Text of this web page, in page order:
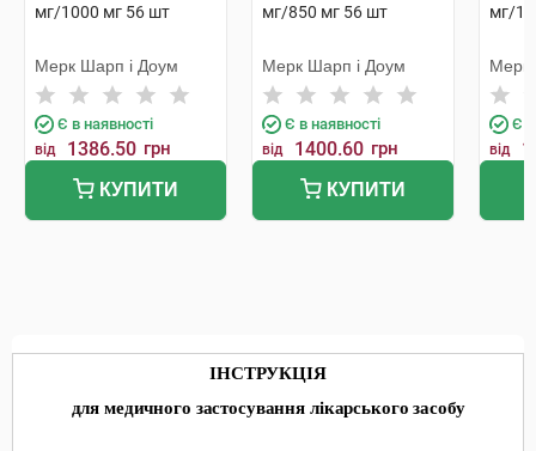
мг/1000 мг 56 шт
Мерк Шарп і Доум
Є в наявності
від 1386.50 грн
КУПИТИ
мг/850 мг 56 шт
Мерк Шарп і Доум
Є в наявності
від 1400.60 грн
КУПИТИ
мг/
Мерк
Є в
від